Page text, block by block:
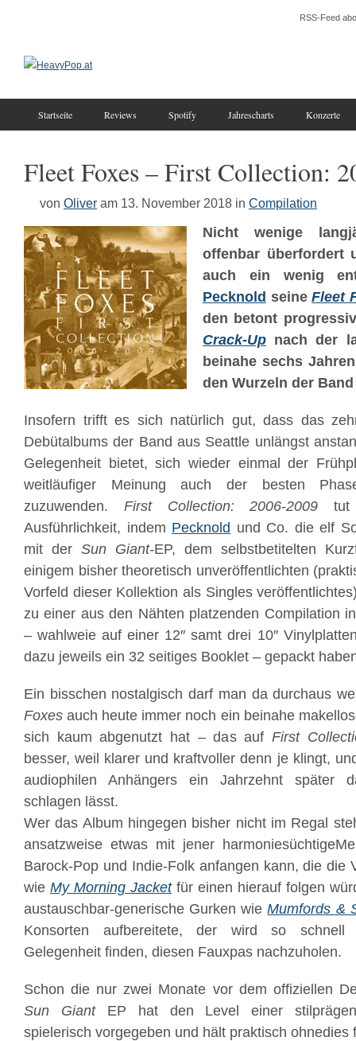
RSS-Feed
Startseite Reviews Spotify Jahrescharts Konzerte
Fleet Foxes – First Collection:
von Oliver am 13. November 2018 in Compilation
Nicht wenige
offenbar überfordert
auch ein wenig
Pecknold seineFleet
den betont
Crack-Up nach der
beinahe sechs
den Wurzeln der
Insofern trifft es sich natürlich gut, dass das
Debütalbums der Band aus Seattle unlängst
Gelegenheit bietet, sich wieder einmal der
weitläufiger Meinung auch der besten
zuzuwenden. First Collection: 2006-2009 tut
Ausführlichkeit, indem Pecknold und Co. die elf
mit der Sun Giant-EP, dem selbstbetitelten
einigem bisher theoretisch unveröffentlichten
Vorfeld dieser Kollektion als Singles
zu einer aus den Nähten platzenden Compilation
– wahlweie auf einer 12″ samt drei 10″
dazu jeweils ein 32 seitiges Booklet – gepackt
Ein bisschen nostalgisch darf man da durchaus
Foxes auch heute immer noch ein beinahe
sich kaum abgenutzt hat – das auf First
besser, weil klarer und kraftvoller denn je klingt,
audiophilen Anhängers ein Jahrzehnt später
schlagen lässt.
Wer das Album hingegen bisher nicht im Regal
ansatzweise etwas mit jener
Barock-Pop und Indie-Folk anfangen kann, die die
wie My Morning Jacketfür einen hierauf folgen
austauschbar-generische Gurken wieMumfords &
Konsorten aufbereitete, der wird so schnell
Gelegenheit finden, diesen Fauxpas nachzuholen.
Schon die nur zwei Monate vor dem offiziellen
Sun GiantEP hat den Level einer
spielerisch vorgegeben und hält praktisch ohnedies